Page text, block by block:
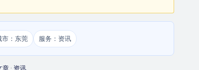
市：东莞 服务：资讯
章 · 资讯